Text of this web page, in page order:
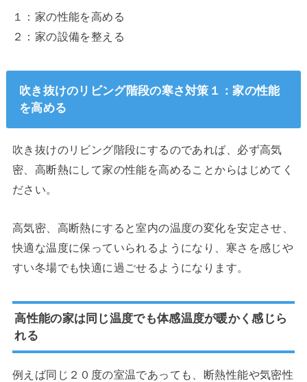
１：家の性能を高める
２：家の設備を整える
吹き抜けのリビング階段の寒さ対策１：家の性能
を高める
吹き抜けのリビング階段にするのであれば、必ず高気
密、高断熱にして家の性能を高めることからはじめてく
ださい。
高気密、高断熱にすると室内の温度の変化を安定させ、
快適な温度に保っていられるようになり、寒さを感じや
すい冬場でも快適に過ごせるようになります。
高性能の家は同じ温度でも体感温度が暖かく感じら
れる
例えば同じ２０度の室温であっても、断熱性能や気密性